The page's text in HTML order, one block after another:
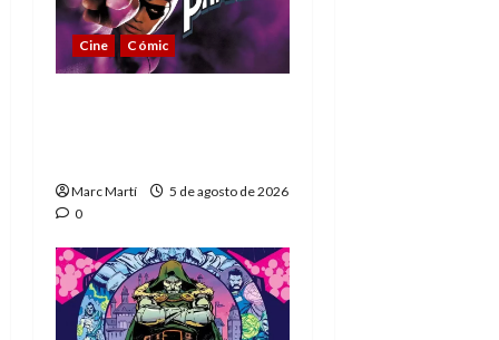
Cine Cómic
Marc Martí
5 de agosto de 2026
0